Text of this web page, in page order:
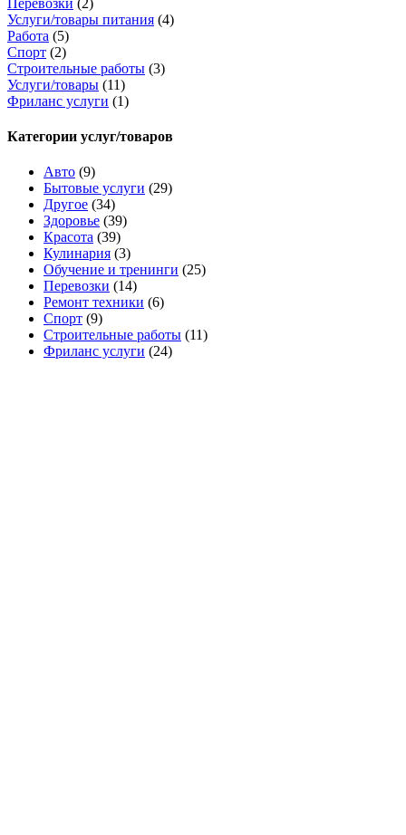
Перевозки (2)
Услуги/товары питания (4)
Работа (5)
Спорт (2)
Строительные работы (3)
Услуги/товары (11)
Фриланс услуги (1)
Категории услуг/товаров
Авто (9)
Бытовые услуги (29)
Другое (34)
Здоровье (39)
Красота (39)
Кулинария (3)
Обучение и тренинги (25)
Перевозки (14)
Ремонт техники (6)
Спорт (9)
Строительные работы (11)
Фриланс услуги (24)